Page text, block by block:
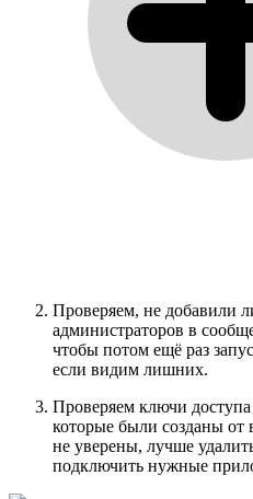
Проверяем, не добавили
администраторов в
чтобы потом ещё раз
если видим лишних.
Проверяем ключи
которые были созданы
не уверены, лучше
подключить нужные